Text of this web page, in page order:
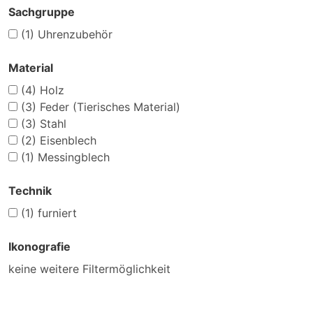
Sachgruppe
(1) Uhrenzubehör
Material
(4) Holz
(3) Feder (Tierisches Material)
(3) Stahl
(2) Eisenblech
(1) Messingblech
Technik
(1) furniert
Ikonografie
keine weitere Filtermöglichkeit